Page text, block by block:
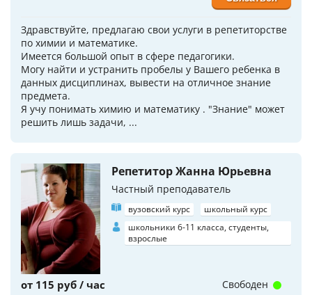
Здравствуйте, предлагаю свои услуги в репетиторстве
по химии и математике.
Имеется большой опыт в сфере педагогики.
Могу найти и устранить пробелы у Вашего ребенка в
данных дисциплинах, вывести на отличное знание
предмета.
Я учу понимать химию и математику . "Знание" может
решить лишь задачи, ...
Репетитор Жанна Юрьевна
Частный преподаватель
вузовский курс
школьный курс
школьники 6-11 класса, студенты,
взрослые
от 115 руб / час Свободен